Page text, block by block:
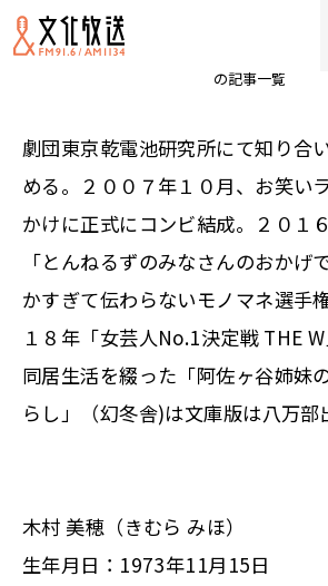
の記事一覧
劇団東京乾電池研究所にて知り合
める。２００７年１０月、お笑い
かけに正式にコンビ結成。２０１
「とんねるずのみなさんのおかげ
かすぎて伝わらないモノマネ選手
１８年「女芸人No.1決定戦 THE W
同居生活を綴った「阿佐ヶ谷姉妹
らし」（幻冬舎)は文庫版は八万部
木村 美穂（きむら みほ）
生年月日：1973年11月15日